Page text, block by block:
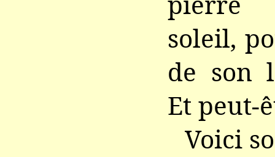
soleil,
de son
Et peut-
Voici